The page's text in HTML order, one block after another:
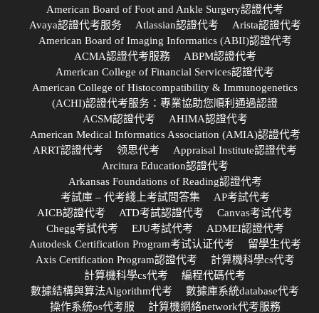
American Board of Foot and Ankle Surgery認證代考
Avaya認證代考服务
Atlassian認證代考
Arista認證代考
American Board of Imaging Informatics (ABII)認證代考
ACMA認證代考服務
ABPM認證代考
American College of Financial Services認證代考
American College of Histocompatibility & Immunogenetics
(ACHI)認證代考服务：專業協助您順利通過認證
ACSM認證代考
AHIMA認證代考
American Medical Informatics Association (AMIA)認證代考
ARRT認證代考
领思代考
Appraisal Institute認證代考
Arcitura Education認證代考
Arkansas Foundations of Reading認證代考
考試庫 – 代考綫上考試問答集
AP考試代考
AICB認證代考
ATD考試認證代考
Canvas考试代考
Chegg考試代考
EJU考試代考
ADMEI認證代考
Autodesk Certification Program考试认证代考
留學生代考
Axis Certification Program認證代考
計算機科學cs代考
計算機科學cs代考
編程代碼代考
數據結構與算法Algorithm代考
數據庫系統database代考
操作系統os代考服
計算機網絡network代考服務